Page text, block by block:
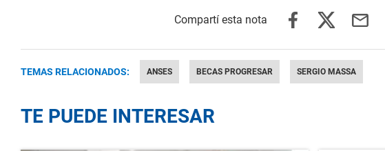
TEMAS RELACIONADOS: ANSES BECAS PROGRESAR SERGIO MASSA
TE PUEDE INTERESAR